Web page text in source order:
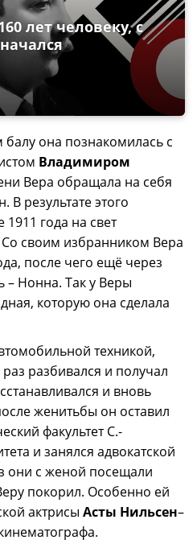
лет человеку, с
она познакомилась с
Владимиром
Вера обращала на себя
результате этого
1911 года на свет
своим избранником Вера
после чего ещё через
– Нонна. Так у Веры
которую она сделала
техникой,
разбивался и получал
и вновь
женитьбы он оставил
факультет С.-
и занялся адвокатской
они с женой посещали
покорил. Особенно ей
актрисы Асты Нильсен–